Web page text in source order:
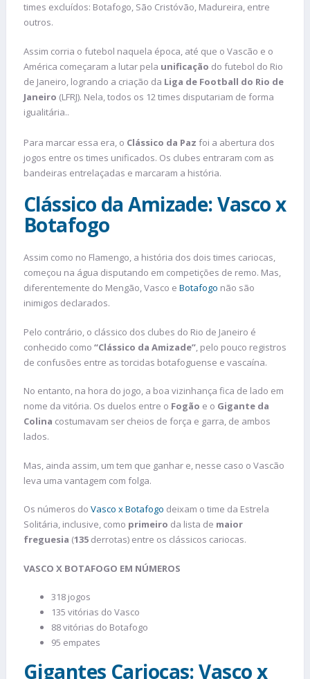
times excluídos: Botafogo, São Cristóvão, Madureira, entre
outros.
Assim corria o futebol naquela época, até que o Vascão e o
América começaram a lutar pela unificação do futebol do Rio
de Janeiro, logrando a criação da Liga de Football do Rio de
Janeiro (LFRJ). Nela, todos os 12 times disputariam de forma
igualitária..
Para marcar essa era, o Clássico da Paz foi a abertura dos
jogos entre os times unificados. Os clubes entraram com as
bandeiras entrelaçadas e marcaram a história.
Clássico da Amizade: Vasco x
Botafogo
Assim como no Flamengo, a história dos dois times cariocas,
começou na água disputando em competições de remo. Mas,
diferentemente do Mengão, Vasco e Botafogo não são
inimigos declarados.
Pelo contrário, o clássico dos clubes do Rio de Janeiro é
conhecido como “Clássico da Amizade”, pelo pouco registros
de confusões entre as torcidas botafoguense e vascaína.
No entanto, na hora do jogo, a boa vizinhança fica de lado em
nome da vitória. Os duelos entre o Fogão e o Gigante da
Colina costumavam ser cheios de força e garra, de ambos
lados.
Mas, ainda assim, um tem que ganhar e, nesse caso o Vascão
leva uma vantagem com folga.
Os números do Vasco x Botafogo deixam o time da Estrela
Solitária, inclusive, como primeiro da lista de maior
freguesia (135 derrotas) entre os clássicos cariocas.
VASCO X BOTAFOGO EM NÚMEROS
318 jogos
135 vitórias do Vasco
88 vitórias do Botafogo
95 empates
Gigantes Cariocas: Vasco x